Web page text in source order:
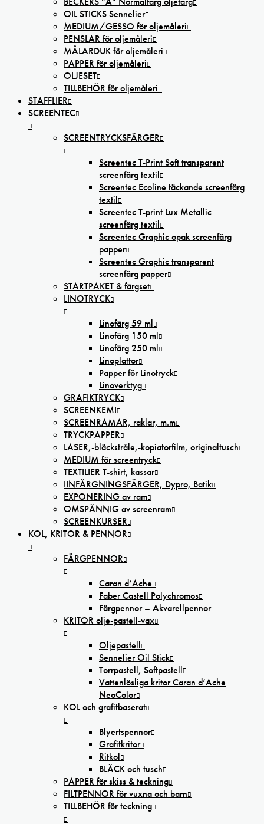
OIL STICKS Sennelier
MEDIUM/GESSO för oljemåleri
PENSLAR för oljemåleri
MÅLARDUK för oljemåleri
PAPPER för oljemåleri
OLJESET
TILLBEHÖR för oljemåleri
STAFFLIER
SCREENTEC
SCREENTRYCKSFÄRGER
Screentec T-Print Soft transparent
screenfärg textil
Screentec Ecoline täckande screenfärg
textil
Screentec T-print Lux Metallic
screenfärg textil
Screentec Graphic opak screenfärg
papper
Screentec Graphic transparent
screenfärg papper
STARTPAKET & färgset
LINOTRYCK
Linofärg 59 ml
Linofärg 150 ml
Linofärg 250 ml
Linoplattor
Papper för Linotryck
Linoverktyg
GRAFIKTRYCK
SCREENKEMI
SCREENRAMAR, raklar, m.m
TRYCKPAPPER
LASER,-bläckstråle,-kopiatorfilm, oríginaltusch
MEDIUM för screentryck
TEXTILIER T-shirt, kassar
IINFÄRGNINGSFÄRGER, Dypro, Batik
EXPONERING av ram
OMSPÄNNIG av screenram
SCREENKURSER
KOL, KRITOR & PENNOR
FÄRGPENNOR
Caran d’Ache
Faber Castell Polychromos
Färgpennor – Akvarellpennor
KRITOR olje-pastell-vax
Oljepastell
Sennelier Oil Stick
Torrpastell, Softpastell
Vattenlösliga kritor Caran d’Ache
NeoColor
KOL och grafitbaserat
Blyertspennor
Grafitkritor
Ritkol
BLÄCK och tusch
PAPPER för skiss & teckning
FILTPENNOR för vuxna och barn
TILLBEHÖR för teckning